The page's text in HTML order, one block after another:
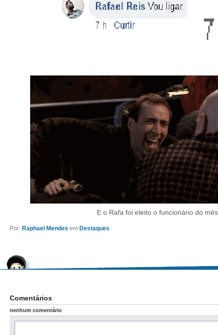
E o Rafa foi eleito o funcionário do
Por: Raphael Mendes em Destaques
Comentários
nenhum comentário